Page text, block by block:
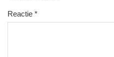
Reactie *